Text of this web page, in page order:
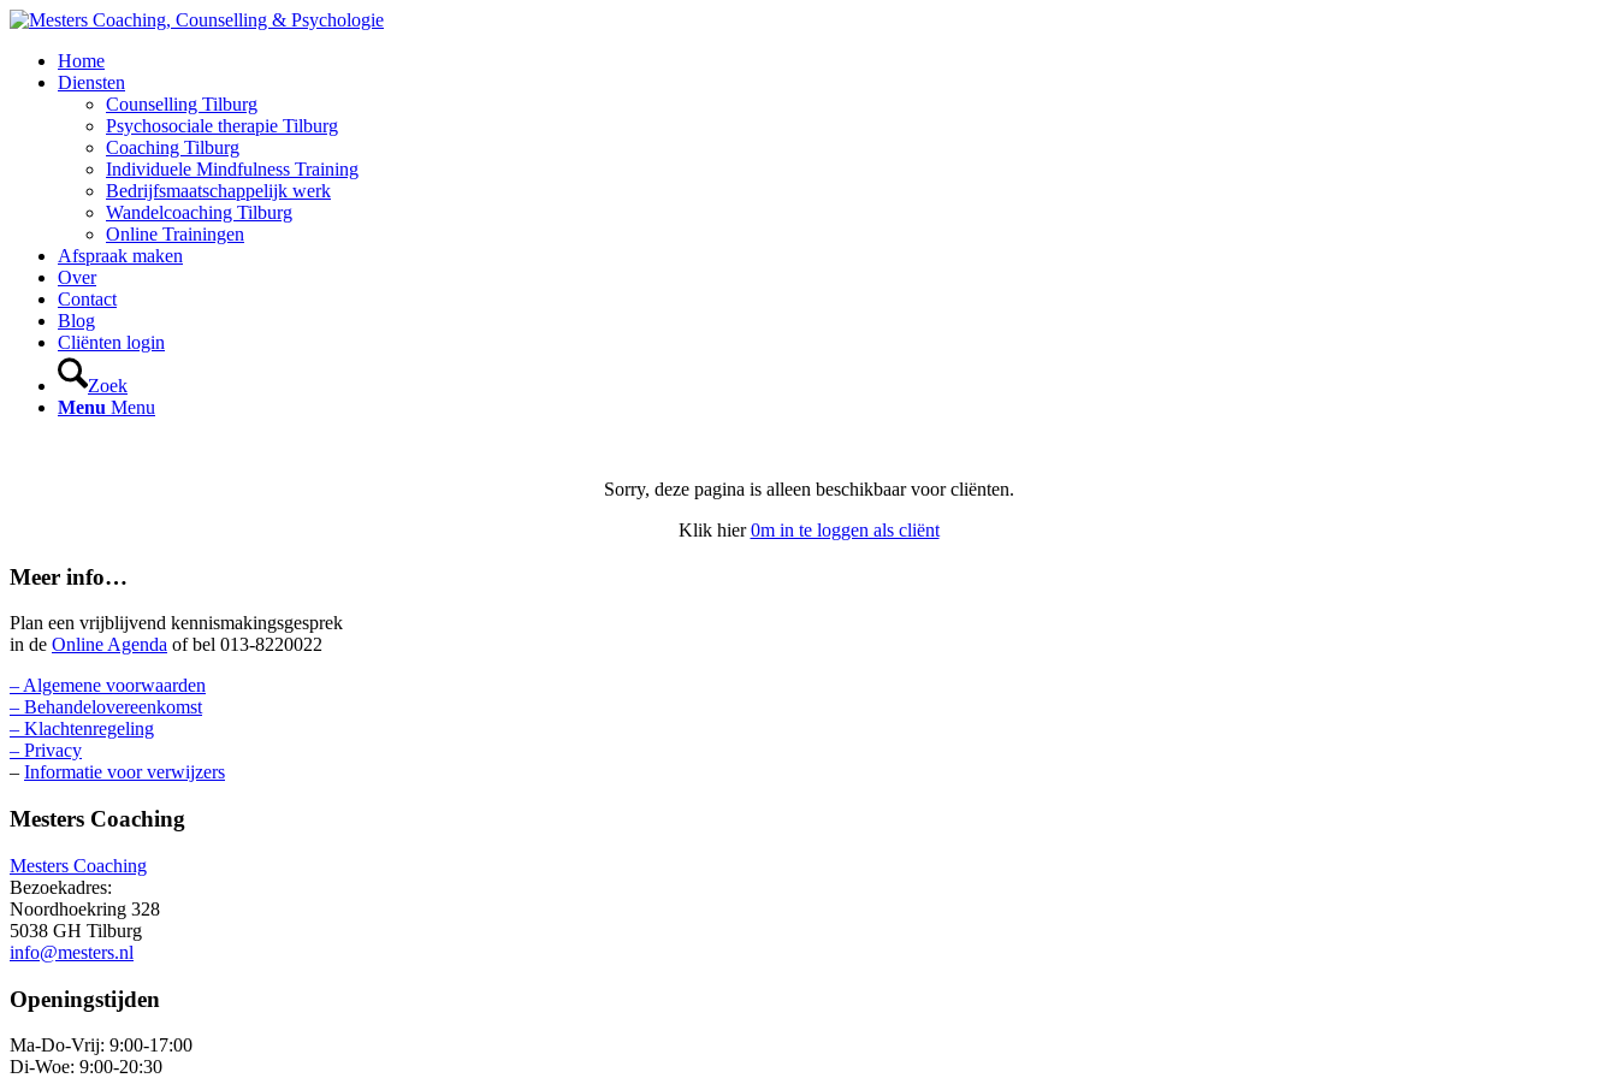
Home
Diensten
Counselling Tilburg
Psychosociale therapie Tilburg
Coaching Tilburg
Individuele Mindfulness Training
Bedrijfsmaatschappelijk werk
Wandelcoaching Tilburg
Online Trainingen
Afspraak maken
Over
Contact
Blog
Cliënten login
Zoek
Menu Menu
Sorry, deze pagina is alleen beschikbaar voor cliënten.
Klik hier0m in te loggen als cliënt
Meer info…
Plan een vrijblijvend kennismakingsgesprek
in de Online Agenda of bel 013-8220022
– Algemene voorwaarden
– Behandelovereenkomst
– Klachtenregeling
– Privacy
– Informatie voor verwijzers
Mesters Coaching
Mesters Coaching
Bezoekadres:
Noordhoekring 328
5038 GH Tilburg
info@mesters.nl
Openingstijden
Ma-Do-Vrij: 9:00-17:00
Di-Woe: 9:00-20:30